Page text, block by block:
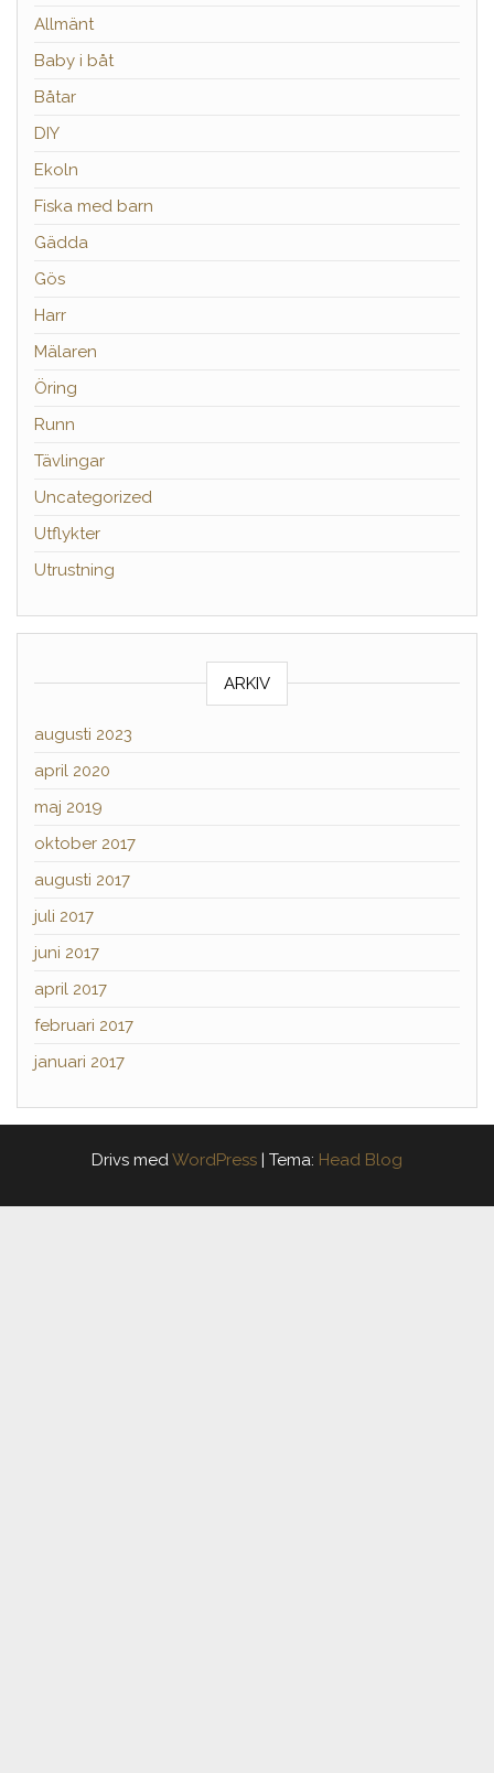
Allmänt
Baby i båt
Båtar
DIY
Ekoln
Fiska med barn
Gädda
Gös
Harr
Mälaren
Öring
Runn
Tävlingar
Uncategorized
Utflykter
Utrustning
ARKIV
augusti 2023
april 2020
maj 2019
oktober 2017
augusti 2017
juli 2017
juni 2017
april 2017
februari 2017
januari 2017
Drivs medWordPress Tema: Head Blog